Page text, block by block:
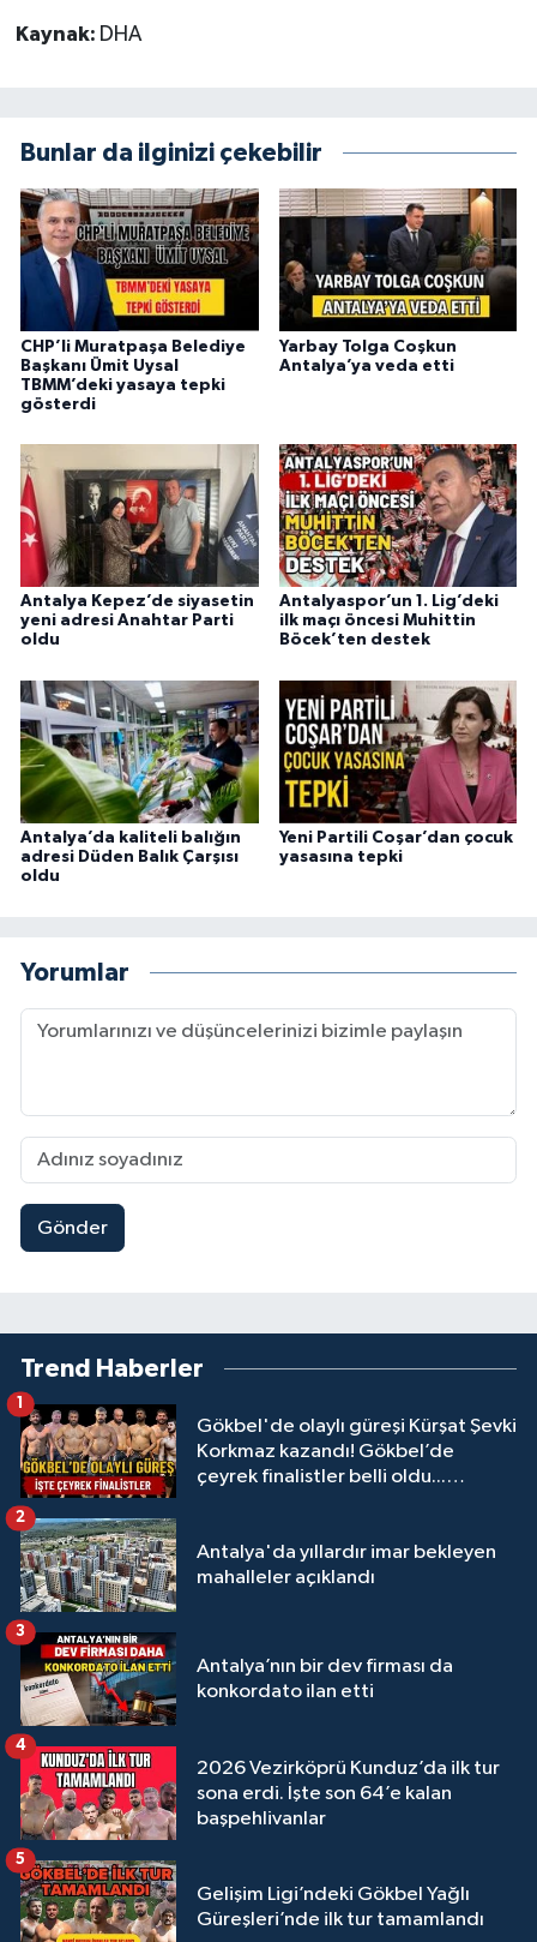
Kaynak: DHA
Bunlar da ilginizi çekebilir
CHP’li Muratpaşa Belediye
Başkanı Ümit Uysal
TBMM’deki yasaya tepki
gösterdi
Yarbay Tolga Coşkun
Antalya’ya veda etti
Antalya Kepez’de siyasetin
yeni adresi Anahtar Parti
oldu
Antalyaspor’un 1. Lig’deki
ilk maçı öncesi Muhittin
Böcek’ten destek
Antalya’da kaliteli balığın
adresi Düden Balık Çarşısı
oldu
Yeni Partili Coşar’dan çocuk
yasasına tepki
Yorumlar
Gönder
Trend Haberler
Gökbel'de olaylı güreşi Kürşat Şevki
Korkmaz kazandı! Gökbel’de
çeyrek finalistler belli oldu...
1
Antalya'da yıllardır imar bekleyen
mahalleler açıklandı
2
Antalya’nın bir dev firması da
konkordato ilan etti
3
2026 Vezirköprü Kunduz’da ilk tur
sona erdi. İşte son 64’e kalan
başpehlivanlar
4
Gelişim Ligi’ndeki Gökbel Yağlı
Güreşleri’nde ilk tur tamamlandı
5